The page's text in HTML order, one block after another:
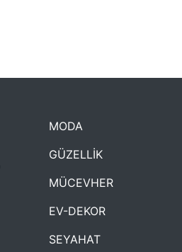
MODA
GÜZELLİK
MÜCEVHER
EV-DEKOR
SEYAHAT